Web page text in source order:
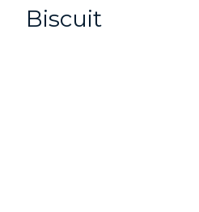
Biscuit